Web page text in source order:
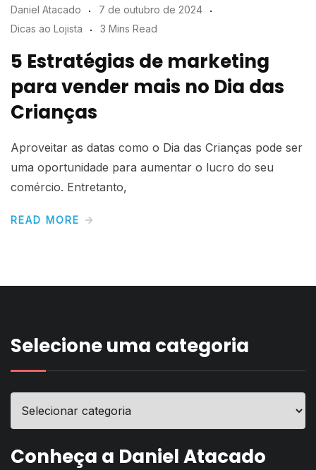
Daniel Atacado
7 de outubro de 2024
Dicas ao Lojista
3 Mins Read
5 Estratégias de marketing
para vender mais no Dia das
Crianças
Aproveitar as datas como o Dia das Crianças pode ser
uma oportunidade para aumentar o lucro do seu
comércio. Entretanto,
READ MORE
Selecione uma categoria
Conheça a Daniel Atacado